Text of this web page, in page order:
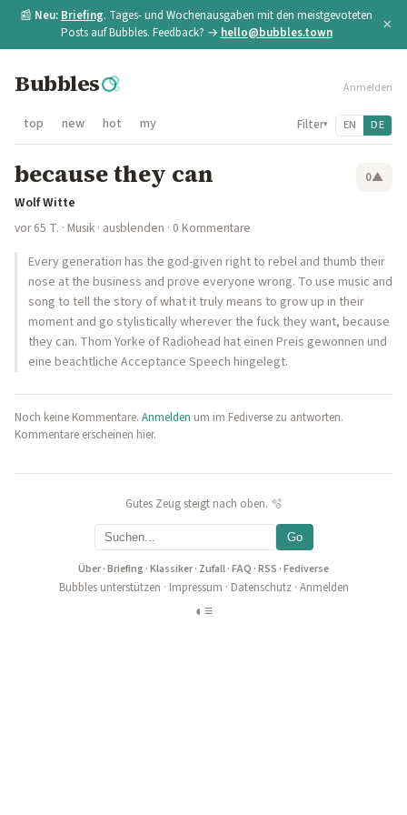
📰 Neu: Briefing. Tages- und Wochenausgaben mit den meistgevoteten
Posts auf Bubbles. Feedback? → hello@bubbles.town ×
Bubbles Anmelden
top new hot my Filter▾ EN DE
because they can 0▲
Wolf Witte
vor 65 T. · Musik · ausblenden · 0 Kommentare
Every generation has the god-given right to rebel and thumb their
nose at the business and prove everyone wrong. To use music and
song to tell the story of what it truly means to grow up in their
moment and go stylistically wherever the fuck they want, because
they can. Thom Yorke of Radiohead hat einen Preis gewonnen und
eine beachtliche Acceptance Speech hingelegt.
Noch keine Kommentare. Anmelden um im Fediverse zu antworten.
Kommentare erscheinen hier.
Gutes Zeug steigt nach oben. 🫧
Go
Über·Briefing·Klassiker· Zufall·FAQ ·RSS ·Fediverse
Bubbles unterstützen · Impressum · Datenschutz· Anmelden
◐ ≡